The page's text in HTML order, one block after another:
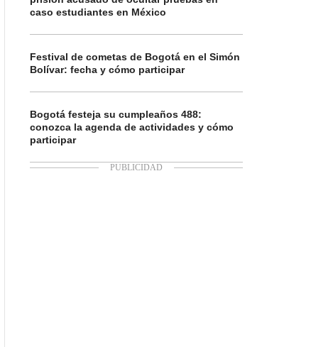
caso estudiantes en México
Festival de cometas de Bogotá en el Simón
Bolívar: fecha y cómo participar
Bogotá festeja su cumpleaños 488:
conozca la agenda de actividades y cómo
participar